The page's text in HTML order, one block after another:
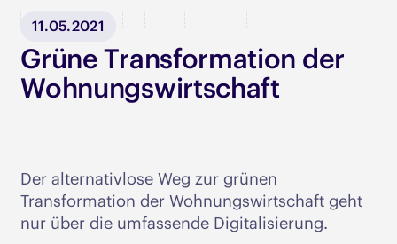
11.05.2021
Grüne Transformation der
Wohnungswirtschaft
Der alternativlose Weg zur grünen
Transformation der Wohnungswirtschaft geht
nur über die umfassende Digitalisierung.